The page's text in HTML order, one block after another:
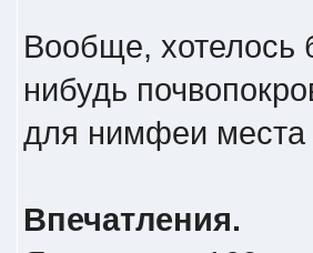
Вообще, хотелось
нибудь
для нимфеи места
Впечатления.